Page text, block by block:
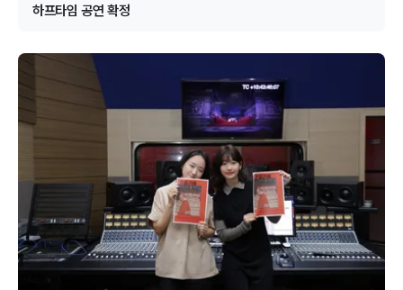
하프타임 공연 확정